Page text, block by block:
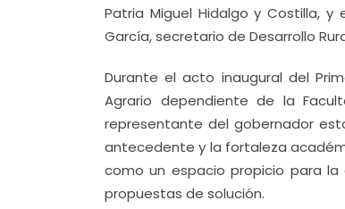
Patria Miguel Hidalgo y Costilla, y
García, secretario de Desarrollo
Durante el acto inaugural del
Agrario dependiente de la
representante del gobernador
antecedente y la fortaleza
como un espacio propicio para
propuestas de solución.